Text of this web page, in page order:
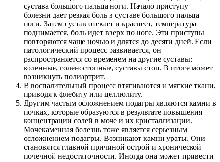
сустава большого пальца ноги. Начало приступу
болезни дает резкая боль в суставе большого пальца
ноги. Затем сустав отекает и краснеет, температура
поднимается, боль идет вверх по ноге. Эти приступы
повторяются чаще ночью и длятся до десяти дней. Если
патологический процесс развивается, он
распространяется со временем на другие суставы:
коленные, голеностопные, суставы стоп. В итоге может
возникнуть полиартрит.
В воспалительный процесс втягиваются и мягкие ткани,
приводя к флебиту или целлюлиту.
Другим частым осложнением подагры являются камни в
почках, которые образуются в результате повышения
концентрации солей в моче и их кристаллизации.
Мочекаменная болезнь тоже является серьезным
осложнением подагры. Возникают камни ураты. Они
становятся главной причиной острой и хронической
почечной недостаточности. Иногда она может привести